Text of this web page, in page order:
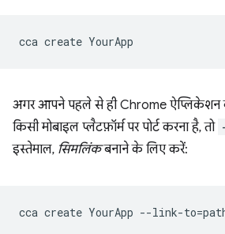
cca create
अगर आपने पहले से ही Chrome ऐप्लिकेशन
किसी मोबाइल प्लैटफ़ॉर्म पर पोर्ट करना है, तो
इस्तेमाल, सिमलिंकबनाने के लिए करें:
cca create YourApp --link-to=